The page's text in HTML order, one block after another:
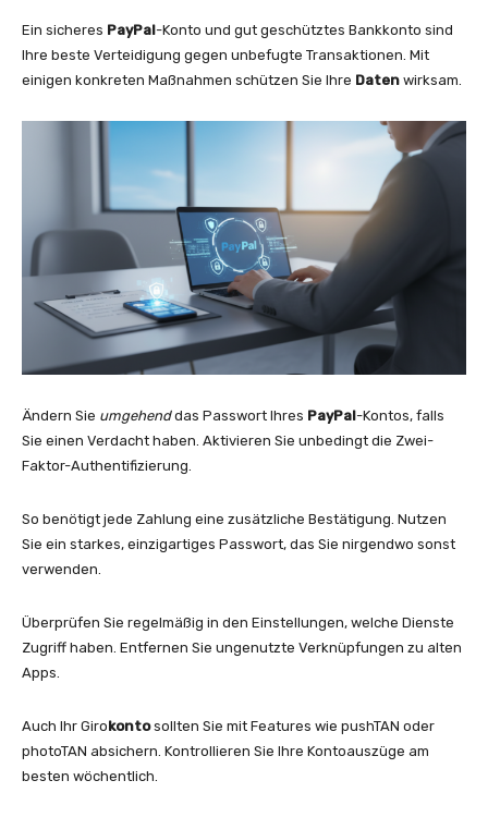
Ein sicheres PayPal-Konto und gut geschütztes Bankkonto sind
Ihre beste Verteidigung gegen unbefugte Transaktionen. Mit
einigen konkreten Maßnahmen schützen Sie Ihre Daten wirksam.
Ändern Sie umgehenddas Passwort Ihres PayPal-Kontos, falls
Sie einen Verdacht haben. Aktivieren Sie unbedingt die Zwei-
Faktor-Authentifizierung.
So benötigt jede Zahlung eine zusätzliche Bestätigung. Nutzen
Sie ein starkes, einzigartiges Passwort, das Sie nirgendwo sonst
verwenden.
Überprüfen Sie regelmäßig in den Einstellungen, welche Dienste
Zugriff haben. Entfernen Sie ungenutzte Verknüpfungen zu alten
Apps.
Auch Ihr Girokontosollten Sie mit Features wie pushTAN oder
photoTAN absichern. Kontrollieren Sie Ihre Kontoauszüge am
besten wöchentlich.